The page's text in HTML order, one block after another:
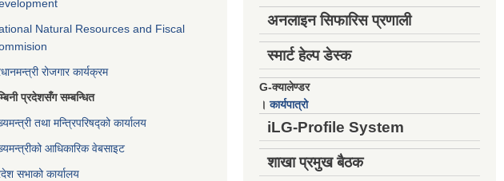
Natural Resources and Fiscal
रोजगार कार्यक्रम
प्रदेशसँग सम्बन्धित
तथा मन्त्रिपरिषद्को कार्यालय
आधिकारिक वेबसाइट
सभाको कार्यालय
अनलाइन सिफारिस प्रणाली
स्मार्ट हेल्प डेस्क
G-क्यालेण्डर
।कार्यपात्रो
iLG-Profile System
शाखा प्रमुख बैठक